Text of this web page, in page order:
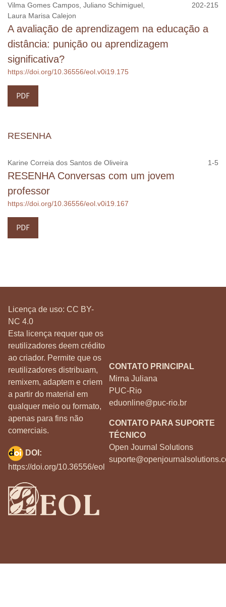
Vilma Gomes Campos, Juliano Schimiguel,
Laura Marisa Calejon
202-215
A avaliação de aprendizagem na educação a
distância: punição ou aprendizagem
significativa?
https://doi.org/10.36556/eol.v0i19.175
PDF
RESENHA
Karine Correia dos Santos de Oliveira 1-5
RESENHA Conversas com um jovem
professor
https://doi.org/10.36556/eol.v0i19.167
PDF
Licença de uso: CC BY-
NC 4.0
Esta licença requer que os
reutilizadores deem crédito
ao criador. Permite que os
reutilizadores distribuam,
remixem, adaptem e criem
a partir do material em
qualquer meio ou formato,
apenas para fins não
comerciais.
CONTATO PRINCIPAL
Mirna Juliana
PUC-Rio
eduonline@puc-rio.br
CONTATO PARA SUPORTE
TÉCNICO
Open Journal Solutions
DOI:
https://doi.org/10.36556/eol